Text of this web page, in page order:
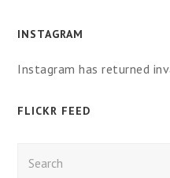
INSTAGRAM
Instagram has returned
FLICKR FEED